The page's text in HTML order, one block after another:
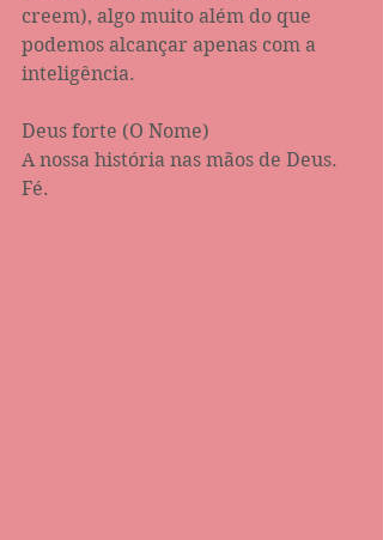
creem), algo muito além do que
podemos alcançar apenas com a
inteligência.
Deus forte (O Nome)
A nossa história nas mãos de Deus.
Fé.